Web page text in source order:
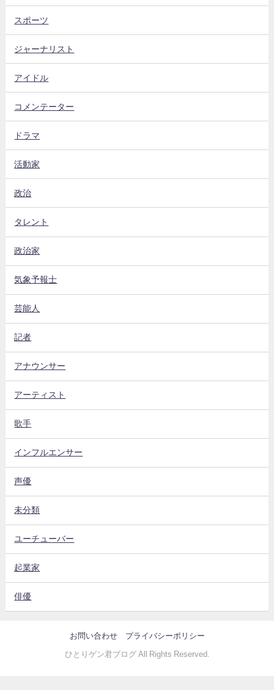
スポーツ
ジャーナリスト
アイドル
コメンテーター
ドラマ
活動家
政治
タレント
政治家
気象予報士
芸能人
記者
アナウンサー
アーティスト
歌手
インフルエンサー
声優
未分類
ユーチューバー
起業家
俳優
お問い合わせ プライバシーポリシー
ひとりゲン君ブログ All Rights Reserved.